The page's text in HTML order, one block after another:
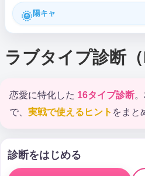
🌞 陽キャ
ラブタイプ診断
恋愛に特化した 16タイプ診断
で、 実戦で使えるヒント をまと
診断をはじめる